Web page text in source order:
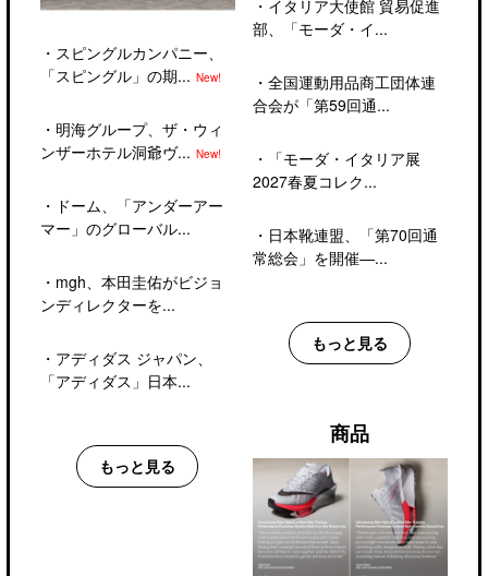
・ スピングルカンパニー、
「スピングル」の期... New!
・ 明海グループ、ザ・ウィ
ンザーホテル洞爺ヴ... New!
・ ドーム、「アンダーアー
マー」のグローバル...
・ mgh、本田圭佑がビジョ
ンディレクターを...
・ アディダス ジャパン、
「アディダス」日本...
もっと見る
・ イタリア大使館 貿易促進
部、「モーダ・イ...
・ 全国運動用品商工団体連
合会が「第59回通...
・
「モーダ・イタリア展
2027春夏コレク...
・ 日本靴連盟、「第70回通
常総会」を開催―...
もっと見る
商品